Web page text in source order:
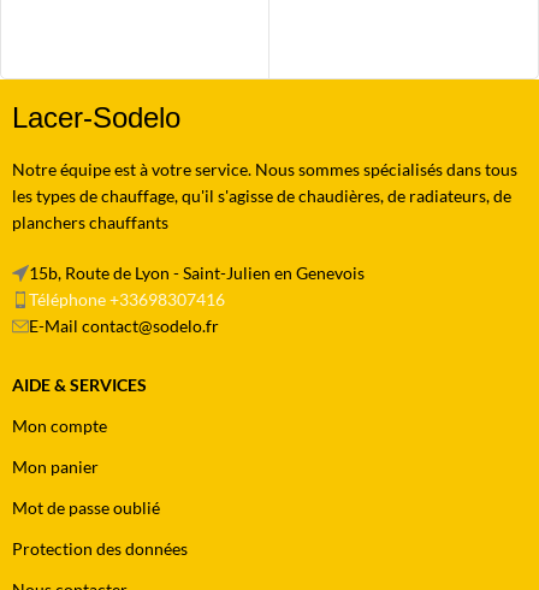
Lacer-Sodelo
Notre équipe est à votre service. Nous sommes spécialisés dans tous
les types de chauffage, qu'il s'agisse de chaudières, de radiateurs, de
planchers chauffants
15b, Route de Lyon - Saint-Julien en Genevois
Téléphone +33698307416
E-Mail contact@sodelo.fr
AIDE & SERVICES
Mon compte
Mon panier
Mot de passe oublié
Protection des données